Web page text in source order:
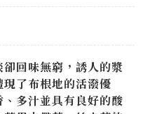
卻回味無窮，誘人的漿
現了布根地的活潑優
、多汁並具有良好的酸